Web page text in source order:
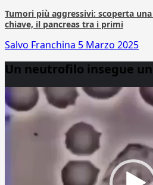
Tumori più aggressivi: scoperta
chiave, il pancreas tra i primi
Salvo Franchina 5 Marzo 2025
Un neutrofilo insegue
Player